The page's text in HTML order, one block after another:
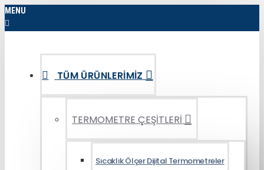
MENU
TÜM ÜRÜNLERIMIZ
TERMOMETRE ÇEŞİTLERİ
Sıcaklık Ölçer Dijital Termometreler